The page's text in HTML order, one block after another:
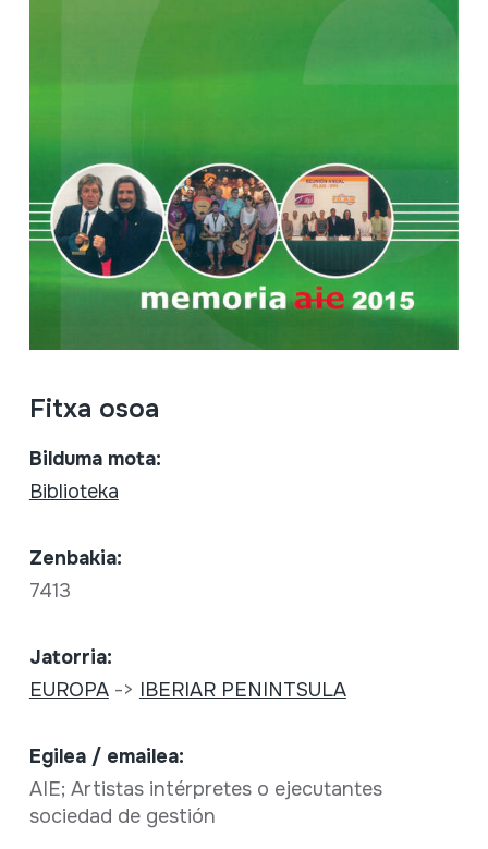
Fitxa osoa
Bilduma mota:
Biblioteka
Zenbakia:
7413
Jatorria:
EUROPA-> IBERIAR PENINTSULA
Egilea / emailea:
AIE; Artistas intérpretes o ejecutantes
sociedad de gestión